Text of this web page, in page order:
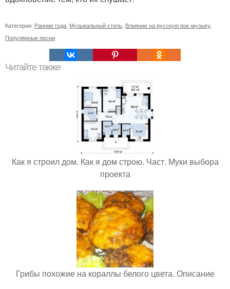
Категории: Ранние года Музыкальный стиль Влияние на русскую рок-музыку
Популярные песни
Читайте также
Как я строил дом. Как я дом строю. Част. Муки выбора
проекта
Грибы похожие на кораллы белого цвета. Описание